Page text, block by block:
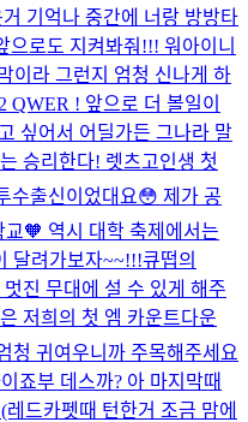
기억나 중간에 너랑 방방타
로도 지켜봐줘!!! 워아이니
이라 그런지 엄청 신나게 하
QWER ! 앞으로 더 볼일이
싶어서 어딜가든 그나라 말
승리한다! 렛츠고인생 첫
수출신이었대요😳 제가 공
🧡 역시 대학 축제에서는
달려가보자~~!!!큐떱의
진 무대에 설 수 있게 해주
저희의 첫 엠 카운트다운
청 귀여우니까 주목해주세요
죠부 데스까? 아 마지막때
드카펫때 턴한거 조금 맘에